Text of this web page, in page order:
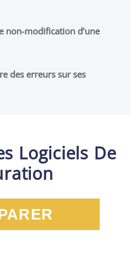
non-modification d’une
des erreurs sur ses
Logiciels De